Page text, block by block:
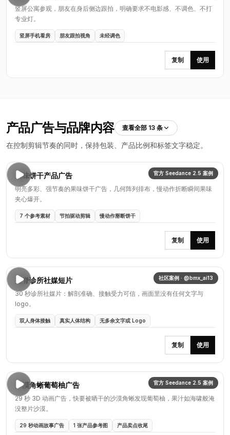
竖屏公寓参观，朋友在身后侧边跟拍，明确要求不电影感、不调色、不打
专业灯。
竖屏手机看房 朋友跟拍视角 未经调色
复制 使用
产品广告与品牌内容 查看全部 13 条
在控制剪辑节奏的同时，保持包装、产品比例和标签文字稳定。
官方 Seedance 2.5 案例
果味饼干产品广告
明亮多彩、强节奏的果味饼干广告，几何阵列排布，慢动作折断瞬间果味
夹心爆开。
7 个参考素材 节拍驱动剪辑 慢动作掰断饼干
复制 使用
社区案例 · @bmx_ai13
整脊诊所社媒短片
30 秒诊所社媒片：解剖准确、接触受力可信，画面里没有任何文字与
logo。
双人身体接触 真实人体结构 无多余文字或 Logo
复制 使用
官方 Seedance 2.5 案例
沙漠角蜥葡萄柚广告
29 秒 3D 动画广告，快要被晒干的沙漠角蜥发现葡萄柚，果汁如海啸般淹
没整片沙漠。
29 秒动画故事广告 1 张产品参考图 产品卖点收尾